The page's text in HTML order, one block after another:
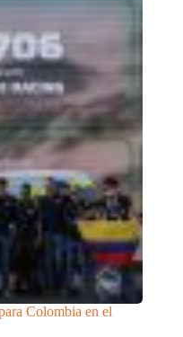
Colombia en el